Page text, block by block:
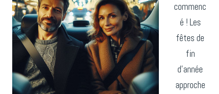
commenc
é ! Les
fêtes de
fin
d'année
approche